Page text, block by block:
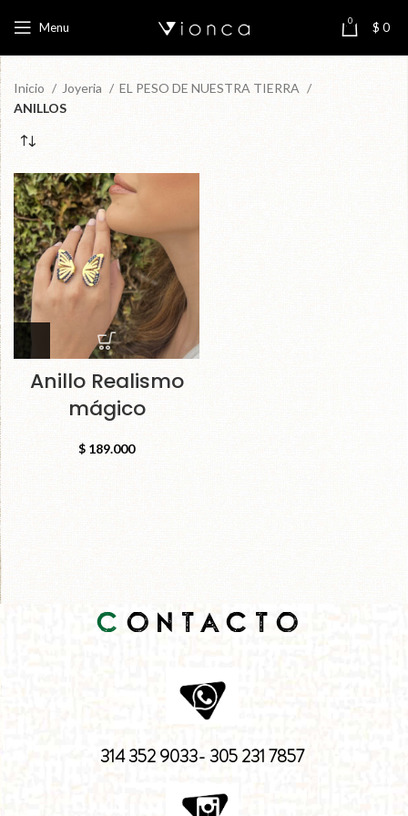
Menu 0 $ 0
Inicio Joyeria
EL PESO DE NUESTRA TIERRA
ANILLOS
Anillo Realismo
mágico
$ 189.000
CONTACTO
314 352 9033- 305 231 7857